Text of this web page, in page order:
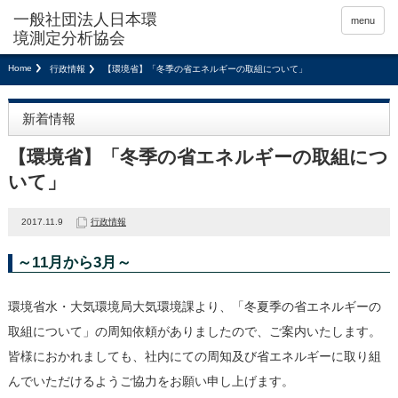
menu
Home 行政情報 【環境省】「冬季の省エネルギーの取組について」
新着情報
【環境省】「冬季の省エネルギーの取組につ
いて」
2017.11.9 行政情報
～11月から3月～
環境省水・大気環境局大気環境課より、「冬夏季の省エネルギーの
取組について」の周知依頼がありましたので、ご案内いたします。
皆様におかれましても、社内にての周知及び省エネルギーに取り組
んでいただけるようご協力をお願い申し上げます。